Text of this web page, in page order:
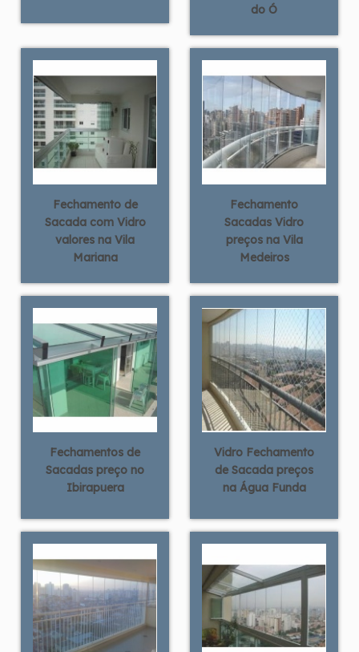
do Ó
Fechamento de
Sacada com Vidro
valores na Vila
Mariana
Fechamento
Sacadas Vidro
preços na Vila
Medeiros
Fechamentos de
Sacadas preço no
Ibirapuera
Vidro Fechamento
de Sacada preços
na Água Funda